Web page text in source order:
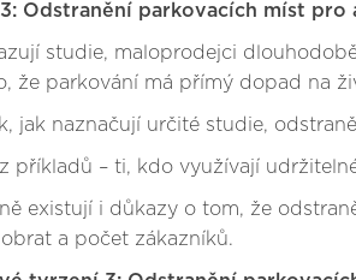
Odstranění parkovacích míst
studie, maloprodejci
že parkování má přímý dopad na
jak naznačují určité studie,
příkladů – ti, kdo využívají
existují i důkazy o tom, že
a počet zákazníků.